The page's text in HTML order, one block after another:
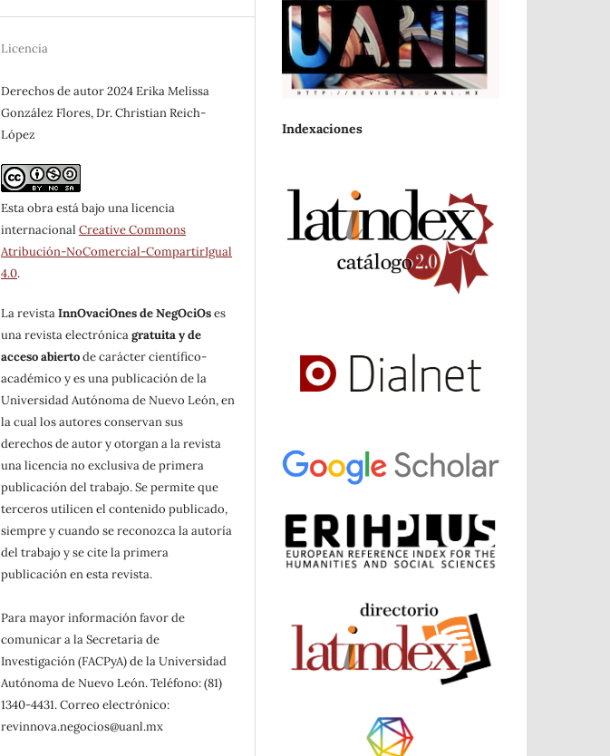
Licencia
Derechos de autor 2024 Erika Melissa
González Flores, Dr. Christian Reich-
López
Esta obra está bajo una licencia
internacionalCreative Commons
Atribución-NoComercial-CompartirIgual
4.0.
La revistaInnOvaciOnes de NegOciOses
una revista electrónicagratuita y de
acceso abiertode carácter científico-
académico y es una publicación de la
Universidad Autónoma de Nuevo León, en
la cual los autores conservan sus
derechos de autor y otorgan a la revista
una licencia no exclusiva de primera
publicación del trabajo. Se permite que
terceros utilicen el contenido publicado,
siempre y cuando se reconozca la autoría
del trabajo y se cite la primera
publicación en esta revista.
Para mayor información favor de
comunicar a la Secretaria de
Investigación (FACPyA) de la Universidad
Autónoma de Nuevo León. Teléfono: (81)
1340-4431. Correo electrónico:
revinnova.negocios@uanl.mx
Indexaciones